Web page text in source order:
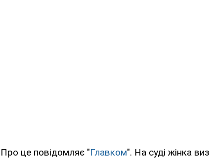
Про це повідомляє "Главком". На суді жінка